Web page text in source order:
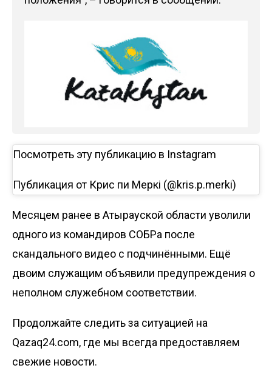
Посмотреть эту публикацию в Instagram
Публикация от Крис пи Меркі (@kris.p.merki)
Месяцем ранее в Атырауской области уволили
одного из командиров СОБРа после
скандального видео с подчинёнными. Ещё
двоим служащим объявили предупреждения о
неполном служебном соответствии.
Продолжайте следить за ситуацией на
Qazaq24.com, где мы всегда предоставляем
свежие новости.